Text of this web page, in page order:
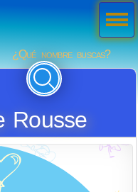
¿Qué nombre buscas?
Rousse
Men
ú